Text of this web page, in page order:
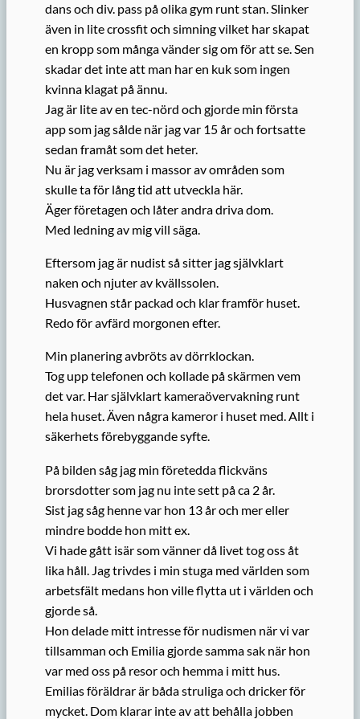
dans och div. pass på olika gym runt stan. Slinker
även in lite crossfit och simning vilket har skapat
en kropp som många vänder sig om för att se. Sen
skadar det inte att man har en kuk som ingen
kvinna klagat på ännu.
Jag är lite av en tec-nörd och gjorde min första
app som jag sålde när jag var 15 år och fortsatte
sedan framåt som det heter.
Nu är jag verksam i massor av områden som
skulle ta för lång tid att utveckla här.
Äger företagen och låter andra driva dom.
Med ledning av mig vill säga.
Eftersom jag är nudist så sitter jag självklart
naken och njuter av kvällssolen.
Husvagnen står packad och klar framför huset.
Redo för avfärd morgonen efter.
Min planering avbröts av dörrklockan.
Tog upp telefonen och kollade på skärmen vem
det var. Har självklart kameraövervakning runt
hela huset. Även några kameror i huset med. Allt i
säkerhets förebyggande syfte.
På bilden såg jag min företedda flickväns
brorsdotter som jag nu inte sett på ca 2 år.
Sist jag såg henne var hon 13 år och mer eller
mindre bodde hon mitt ex.
Vi hade gått isär som vänner då livet tog oss åt
lika håll. Jag trivdes i min stuga med världen som
arbetsfält medans hon ville flytta ut i världen och
gjorde så.
Hon delade mitt intresse för nudismen när vi var
tillsamman och Emilia gjorde samma sak när hon
var med oss på resor och hemma i mitt hus.
Emilias föräldrar är båda struliga och dricker för
mycket. Dom klarar inte av att behålla jobben